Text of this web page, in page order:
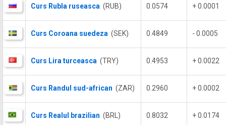
Curs Rubla ruseasca (RUB) 0.0574 + 0.0001
Curs Coroana suedeza (SEK) 0.4849 - 0.0005
Curs Lira turceasca (TRY) 0.4953 + 0.0022
Curs Randul sud-african (ZAR) 0.2960 + 0.0002
Curs Realul brazilian (BRL) 0.8032 + 0.0174